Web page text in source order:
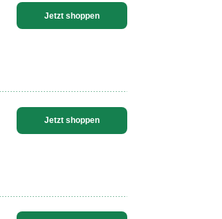
Jetzt shoppen
Jetzt shoppen